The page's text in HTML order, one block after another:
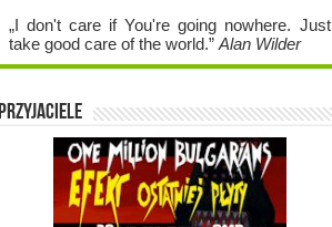
„I don't care if You're going nowhere. Just
take good care of the world.” Alan Wilder
Przyjaciele